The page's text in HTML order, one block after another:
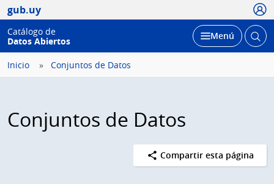
gub.uy
Catálogo de
Datos Abiertos
Desplegar
Menú Abrir
Inicio Conjuntos de Datos
Conjuntos de Datos
Compartir esta página